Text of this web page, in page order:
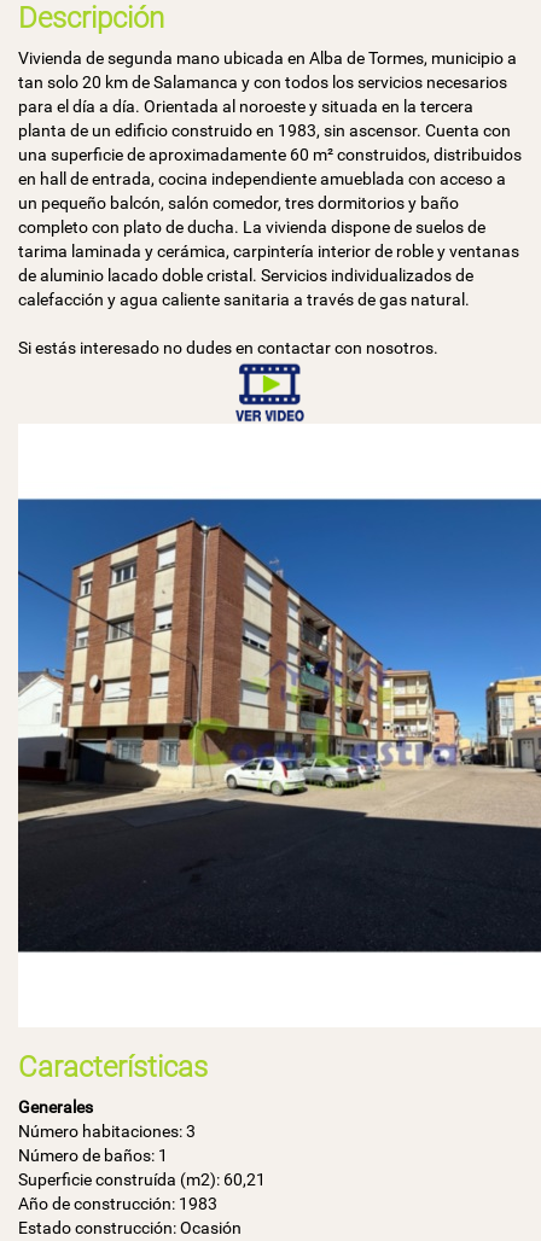
Descripción
Vivienda de segunda mano ubicada en Alba de Tormes, municipio a
tan solo 20 km de Salamanca y con todos los servicios necesarios
para el día a día. Orientada al noroeste y situada en la tercera
planta de un edificio construido en 1983, sin ascensor. Cuenta con
una superficie de aproximadamente 60 m² construidos, distribuidos
en hall de entrada, cocina independiente amueblada con acceso a
un pequeño balcón, salón comedor, tres dormitorios y baño
completo con plato de ducha. La vivienda dispone de suelos de
tarima laminada y cerámica, carpintería interior de roble y ventanas
de aluminio lacado doble cristal. Servicios individualizados de
calefacción y agua caliente sanitaria a través de gas natural.
Si estás interesado no dudes en contactar con nosotros.
Características
Generales
Número habitaciones: 3
Número de baños: 1
Superficie construída (m2): 60,21
Año de construcción: 1983
Estado construcción: Ocasión